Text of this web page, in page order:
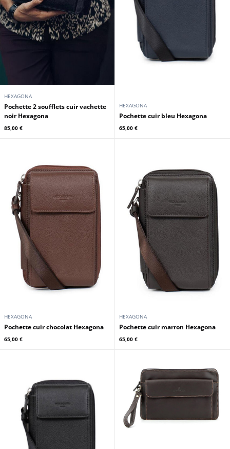
HEXAGONA
Pochette 2 soufflets cuir vachette
noir Hexagona
85,00 €
HEXAGONA
Pochette cuir bleu Hexagona
65,00 €
HEXAGONA
Pochette cuir chocolat Hexagona
65,00 €
HEXAGONA
Pochette cuir marron Hexagona
65,00 €